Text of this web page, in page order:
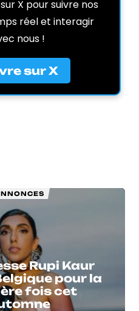
X pour suivre nos
réel et interagir
nous !
sur X
Rupi Kaur
pour la
fois cet